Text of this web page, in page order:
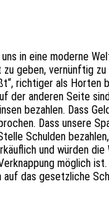
in eine moder­ne
geben, vernünf­tig
rich­ti­ger als
der ande­ren Seite
bezah­len. Dass
Dass unsere
Schul­den
und würden
möglich
das gesetz­li­che